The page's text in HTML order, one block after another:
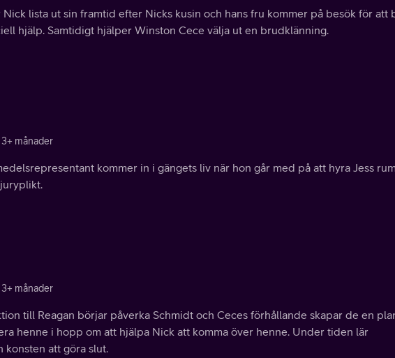
lista ut sin framtid efter Nicks kusin och hans fru kommer på besök för att
hjälp. Samtidigt hjälper Winston Cece välja ut en brudklänning.
månader
kommer in i gängets liv när hon går med på att hyra Jess rum
månader
till Reagan börjar påverka Schmidt och Ceces förhållande skapar de en
henne i hopp om att hjälpa Nick att komma över henne. Under tiden lär
konsten att göra slut.